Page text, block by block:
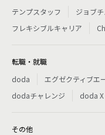
テンプスタッフ
ジョブ
フレキシブルキャリア
転職・就職
doda
エグゼクティブエ
dodaチャレンジ
doda X
その他